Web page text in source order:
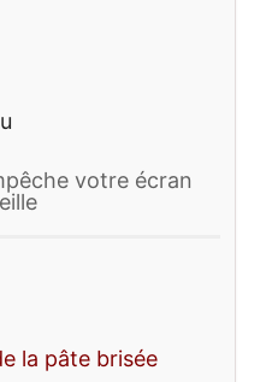
votre écran
la pâte brisée